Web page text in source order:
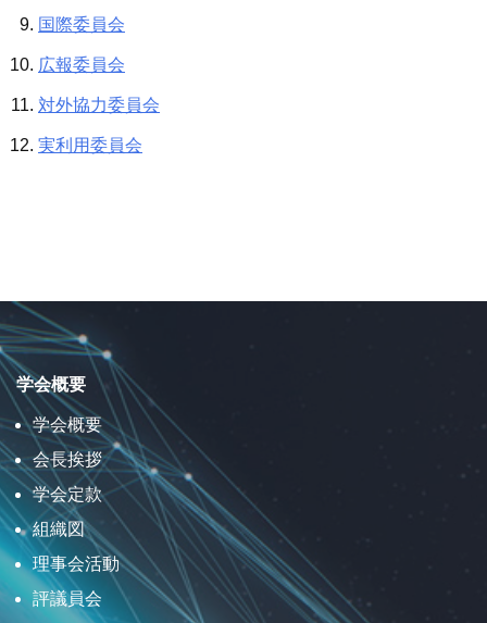
国際委員会
広報委員会
対外協力委員会
実利用委員会
学会概要
学会概要
会長挨拶
学会定款
組織図
理事会活動
評議員会